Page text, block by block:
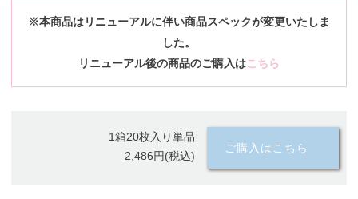
※本商品はリニューアルに伴い商品スペックが変更いたしま
した。
リニューアル後の商品のご購入はこちら
1箱20枚入り単品
2,486円(税込)
ご購入はこちら